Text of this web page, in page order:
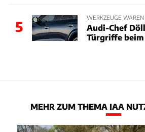
5
WERKZEUGE WAREN
Audi-Chef
Türgriffe
MEHR ZUM THEMA IAA